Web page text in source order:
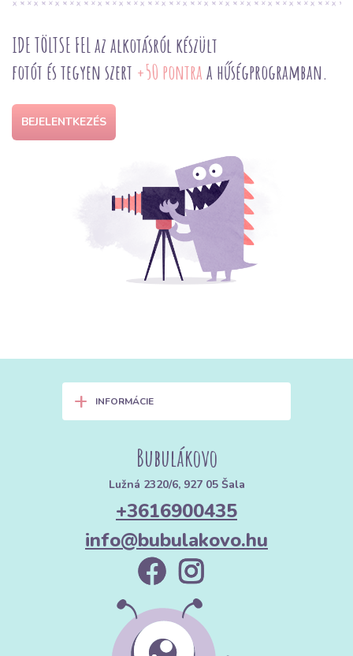
IDE TÖLTSE FEL az alkotásról készült
fotót és tegyen szert +50 pontraa hűségprogramban.
BEJELENTKEZÉS
+ INFORMÁCIE
Bubulákovo
Lužná 2320/6, 927 05 Šala
+3616900435
info@bubulakovo.hu